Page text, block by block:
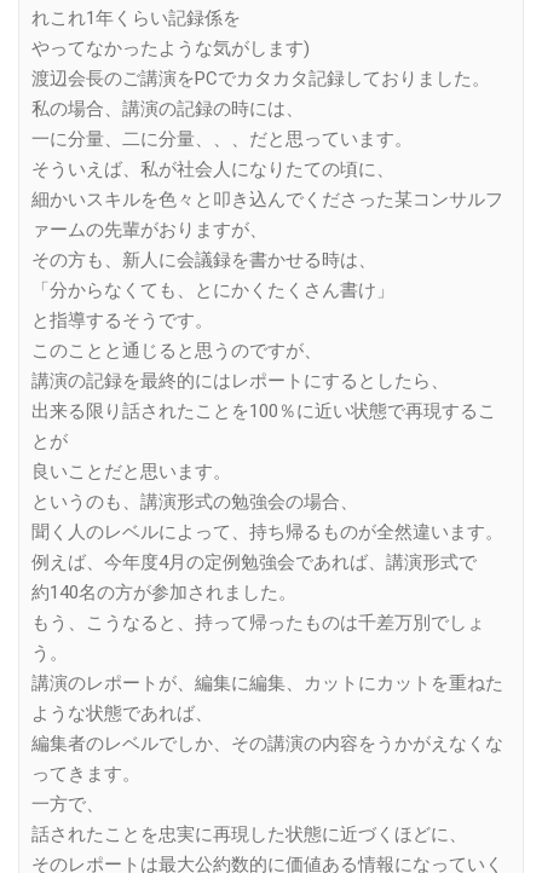
れこれ1年くらい記録係を
やってなかったような気がします)
渡辺会長のご講演をPCでカタカタ記録しておりました。
私の場合、講演の記録の時には、
一に分量、二に分量、、、だと思っています。
そういえば、私が社会人になりたての頃に、
細かいスキルを色々と叩き込んでくださった某コンサルフ
ァームの先輩がおりますが、
その方も、新人に会議録を書かせる時は、
「分からなくても、とにかくたくさん書け」
と指導するそうです。
このことと通じると思うのですが、
講演の記録を最終的にはレポートにするとしたら、
出来る限り話されたことを100％に近い状態で再現するこ
とが
良いことだと思います。
というのも、講演形式の勉強会の場合、
聞く人のレベルによって、持ち帰るものが全然違います。
例えば、今年度4月の定例勉強会であれば、講演形式で
約140名の方が参加されました。
もう、こうなると、持って帰ったものは千差万別でしょ
う。
講演のレポートが、編集に編集、カットにカットを重ねた
ような状態であれば、
編集者のレベルでしか、その講演の内容をうかがえなくな
ってきます。
一方で、
話されたことを忠実に再現した状態に近づくほどに、
そのレポートは最大公約数的に価値ある情報になっていく